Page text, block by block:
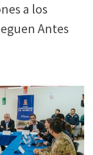
a los
Antes